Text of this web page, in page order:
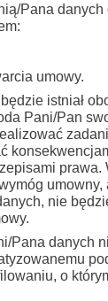
Pana danych
umowy.
istniał
Pani/Pan
prawa.
umowny,
nie
Pana danych
o